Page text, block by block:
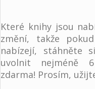
Které knihy jsou
změní, takže
nabízejí, stáhněte
uvolnit nejméně
zdarma! Prosím,